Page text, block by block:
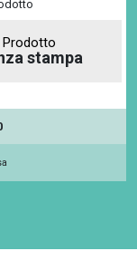
Prodotto
stampa